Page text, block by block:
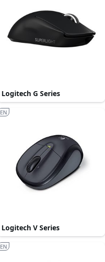
Logitech G Series
Logitech V Series
EN
EN